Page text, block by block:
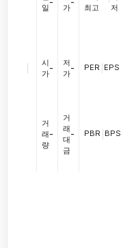
일
-
시
가
-
거
래
량
-
가
-
저
가
-
거
래
대
금
-
최고
저
PER EPS
PBR BPS